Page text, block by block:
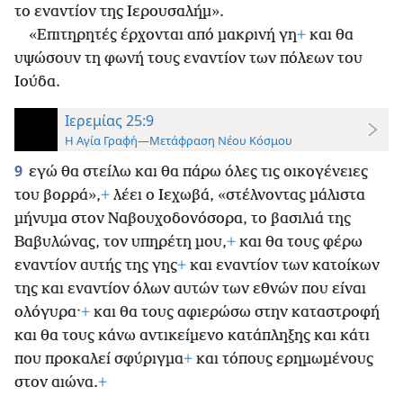
το εναντίον της Ιερουσαλήμ».
«Επιτηρητές έρχονται από μακρινή γη+ και θα
υψώσουν τη φωνή τους εναντίον των πόλεων του
Ιούδα.
Ιερεμίας 25:9
Η Αγία Γραφή—Μετάφραση Νέου Κόσμου
9 εγώ θα στείλω και θα πάρω όλες τις οικογένειες
του βορρά»,+ λέει ο Ιεχωβά, «στέλνοντας μάλιστα
μήνυμα στον Ναβουχοδονόσορα, το βασιλιά της
Βαβυλώνας, τον υπηρέτη μου,+ και θα τους φέρω
εναντίον αυτής της γης+ και εναντίον των κατοίκων
της και εναντίον όλων αυτών των εθνών που είναι
ολόγυρα·+ και θα τους αφιερώσω στην καταστροφή
και θα τους κάνω αντικείμενο κατάπληξης και κάτι
που προκαλεί σφύριγμα+ και τόπους ερημωμένους
στον αιώνα.+